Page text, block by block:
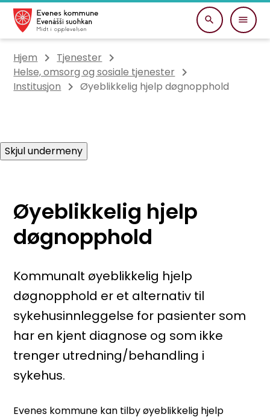
Evenes kommune
Du er her:
Hjem
Tjenester
Helse, omsorg og sosiale tjenester
Institusjon
Øyeblikkelig hjelp døgnopphold
Skjul undermeny
Øyeblikkelig hjelp
døgnopphold
Kommunalt øyeblikkelig hjelp
døgnopphold er et alternativ til
sykehusinnleggelse for pasienter som
har en kjent diagnose og som ikke
trenger utredning/behandling i
sykehus.
Evenes kommune kan tilby øyeblikkelig hjelp